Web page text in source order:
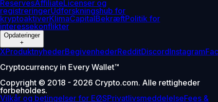
ReservesAffiliateLicenser og
registreringerUdforskningshub for
kryptoaktiverKlimaCapitalBekræftPolitik for
interessekonflikter
Opdateringer
+
XProduktnyhederBegivenhederRedditDiscordInstagram
Cryptocurrency in Every Wallet™
Copyright © 2018 - 2026 Crypto.com. Alle rettigheder
forbeholdes.
Vilkår og betingelser for EØSPrivatlivsmeddelelseFees &